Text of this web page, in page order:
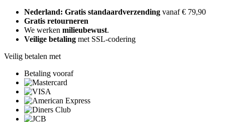
Nederland: Gratis standaardverzending vanaf € 79,90
Gratis retourneren
We werken milieubewust.
Veilige betaling met SSL-codering
Veilig betalen met
Betaling vooraf